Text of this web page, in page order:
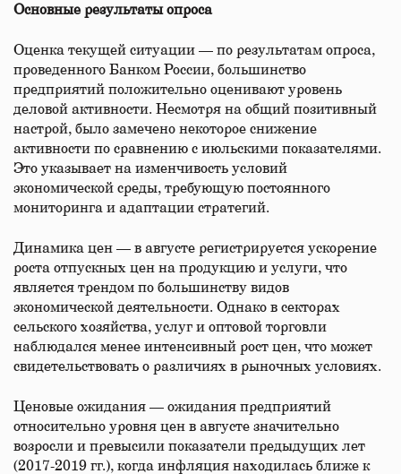
Основные результаты опроса
Оценка текущей ситуации — по результатам опроса,
проведенного Банком России, большинство
предприятий положительно оценивают уровень
деловой активности. Несмотря на общий позитивный
настрой, было замечено некоторое снижение
активности по сравнению с июльскими показателями.
Это указывает на изменчивость условий
экономической среды, требующую постоянного
мониторинга и адаптации стратегий.
Динамика цен — в августе регистрируется ускорение
роста отпускных цен на продукцию и услуги, что
является трендом по большинству видов
экономической деятельности. Однако в секторах
сельского хозяйства, услуг и оптовой торговли
наблюдался менее интенсивный рост цен, что может
свидетельствовать о различиях в рыночных условиях.
Ценовые ожидания — ожидания предприятий
относительно уровня цен в августе значительно
возросли и превысили показатели предыдущих лет
(2017-2019 гг.), когда инфляция находилась ближе к